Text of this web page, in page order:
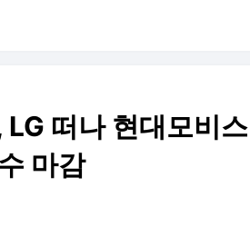
떠나 현대모비스
마감